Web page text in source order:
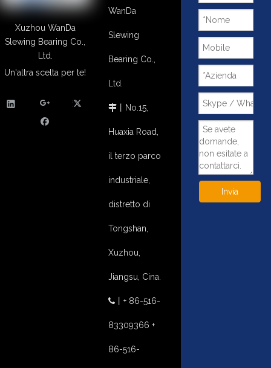
Xuzhou WanDa
Slewing Bearing Co.,
Ltd.
Un'altra scelta per te!
WanDa
Slewing
Bearing Co.,
Ltd.
 No.15,
Huaxia Road,
il terzo parco
industriale,
distretto di
Tongshan,
Xuzhou,
Jiangsu, Cina.
 丨+ 86-516-
83309366 +
86-516-
Invia